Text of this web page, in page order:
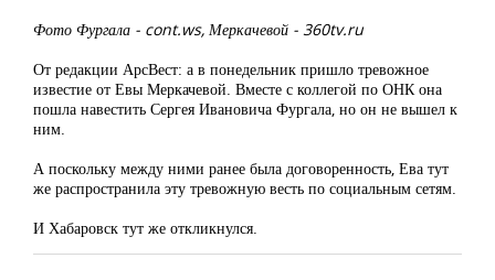
Фото Фургала - cont.ws, Меркачевой - 360tv.ru
От редакции АрсВест: а в понедельник пришло тревожное
известие от Евы Меркачевой. Вместе с коллегой по ОНК она
пошла навестить Сергея Ивановича Фургала, но он не вышел к
ним.
А поскольку между ними ранее была договоренность, Ева тут
же распространила эту тревожную весть по социальным сетям.
И Хабаровск тут же откликнулся.